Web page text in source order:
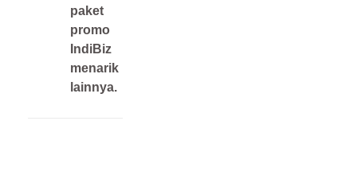
paket
promo
IndiBiz
menarik
lainnya.